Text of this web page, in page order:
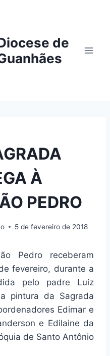
de
À
PEDRO
5 de fevereiro de 2018
Pedro receberam
fevereiro, durante a
pelo padre Luiz
pintura da Sagrada
Edimar e
e Edilaine da
de Santo Antônio